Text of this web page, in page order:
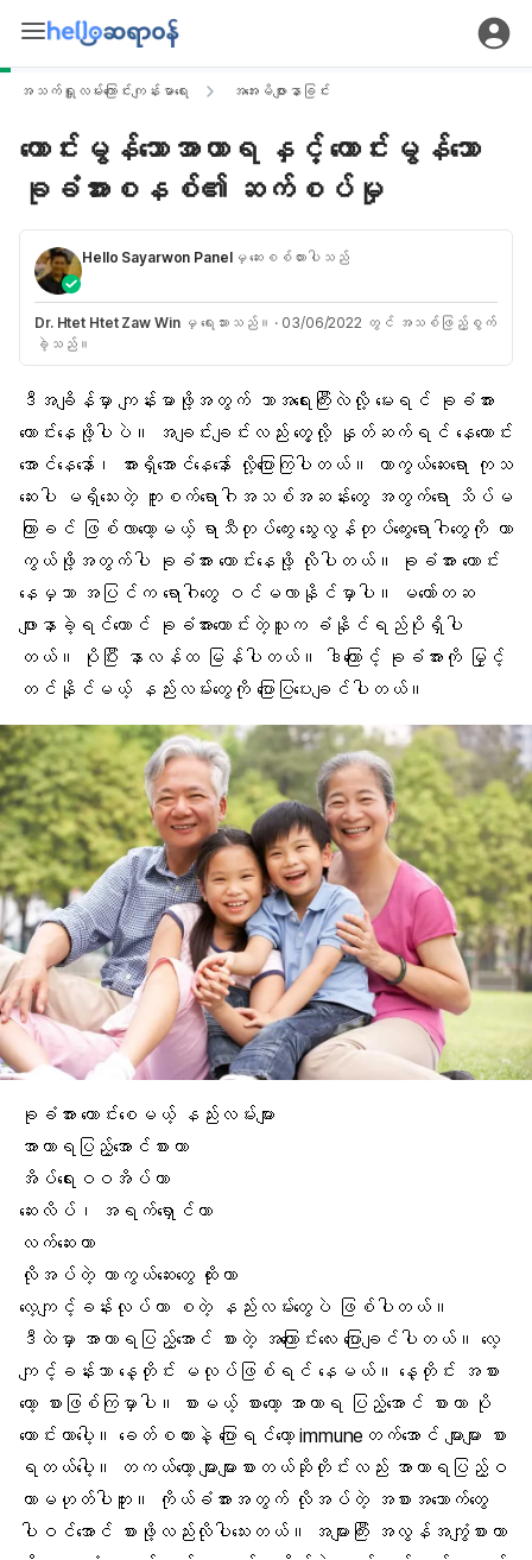
အသက်ရှူလမ်းကြောင်းကျန်းမာရေး အအေးမိဖျားနာခြင်း
ကောင်းမွန်သောအာဟာရ နှင့် ကောင်းမွန်သော
ခုခံအားစနစ်၏ ဆက်စပ်မှု
Hello Sayarwon Panelမှ ဆေးစစ်ထားပါသည်
Dr. Htet Htet Zaw Winမှ ရေးသားသည်။ · 03/06/2022 တွင် အသစ်ဖြည့်စွက်
ခဲ့သည်။
ဒီအချိန်မှာ ကျန်းမာဖို့အတွက် ဘာအရေးကြီးလဲလို့ မေးရင် ခုခံအား
ကောင်းနေဖို့ပါပဲ။ အချင်းချင်းလည်း တွေ့လို့ နှုတ်ဆက်ရင် နေကောင်း
အောင်နေနော်၊ အားရှိအောင်နေနော် လို့ပြောကြပါတယ်။ ကာကွယ်ဆေးရော ကုသ
ဆေးပါ မရှိသေးတဲ့ ကူးစက်ရောဂါ အသစ်အဆန်းတွေ အတွက်ရော သိပ်မ
ကြာခင် ဖြစ်လာတော့မယ့် ရာသီတုပ်ကွေးသွေးလွန်တုပ်ကွေးရောဂါတွေကို ကာ
ကွယ်ဖို့အတွက်ပါ ခုခံအား ကောင်းနေဖို့ လိုပါတယ်။ ခုခံအား ကောင်း
နေမှသာ အပြင်က ရောဂါတွေ ဝင်မလာနိုင်မှာပါ။ မတော်တဆ
ဖျားနာခဲ့ရင်တောင် ခုခံအားကောင်းတဲ့သူက ခံနိုင်ရည်ပိုရှိပါ
တယ်။ ပိုပြီး နာလန်ထ မြန်ပါတယ်။ ဒါကြောင့် ခုခံအားကို မြှင့်
တင်နိုင်မယ့် နည်းလမ်းတွေကို ပြောပြပေးချင်ပါတယ်။
ခုခံအား ကောင်းစေမယ့် နည်းလမ်းများ
အာဟာရပြည့်အောင်စားတာ
အိပ်ရေးဝဝအိပ်တာ
ဆေးလိပ်၊ အရက်ရှောင်တာ
လက်ဆေးတာ
လိုအပ်တဲ့ ကာကွယ်ဆေးတွေထိုးတာ
လေ့ကျင့်ခန်းလုပ်တာ စတဲ့ နည်းလမ်းတွေပဲ ဖြစ်ပါတယ်။
ဒီထဲမှာ အာဟာရပြည့်အောင် စားတဲ့ အကြောင်းလေး ပြောချင်ပါတယ်။ လေ့
ကျင့်ခန်း သာ နေ့တိုင်း မလုပ်ဖြစ်ရင် နေမယ်။ နေ့တိုင်း အစား
တော့ စားဖြစ်ကြမှာပါ။ စားမယ့် စားတော့ အာဟာရ ပြည့်အောင် စားတာ ပို
ကောင်းတာပေါ့။ ခေတ်စကားနဲ့ ပြောရင်တော့ immuneတက်အောင် များများ စား
ရတယ်ပေါ့။ တကယ်တော့ များများစားတယ်ဆိုတိုင်းလည်း အာဟာရပြည့်ဝ
တာမဟုတ်ပါဘူး။ ကိုယ်ခံအားအတွက် လိုအပ်တဲ့ အစားအသောက်တွေ
ပါဝင်အောင် စားဖို့လည်းလိုပါသေးတယ်။ အများကြီး အလွန်အကျွံစားတာ